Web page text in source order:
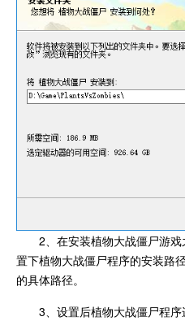
2、在安装植物大战僵尸游
置下植物大战僵尸程序的安装路
的具体路径。
3、设置后植物大战僵尸程